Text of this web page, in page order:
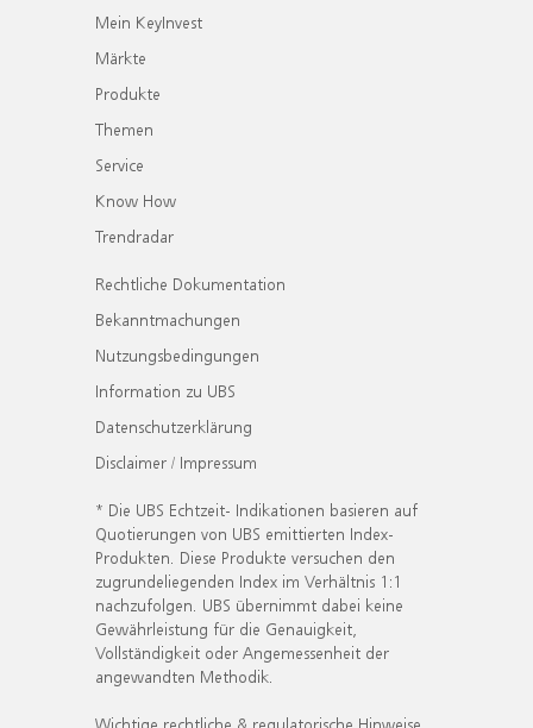
Mein KeyInvest
Märkte
Produkte
Themen
Service
Know How
Trendradar
Rechtliche Dokumentation
Bekanntmachungen
Nutzungsbedingungen
Information zu UBS
Datenschutzerklärung
Disclaimer / Impressum
* Die UBS Echtzeit- Indikationen basieren auf
Quotierungen von UBS emittierten Index-
Produkten. Diese Produkte versuchen den
zugrundeliegenden Index im Verhältnis 1:1
nachzufolgen. UBS übernimmt dabei keine
Gewährleistung für die Genauigkeit,
Vollständigkeit oder Angemessenheit der
angewandten Methodik.